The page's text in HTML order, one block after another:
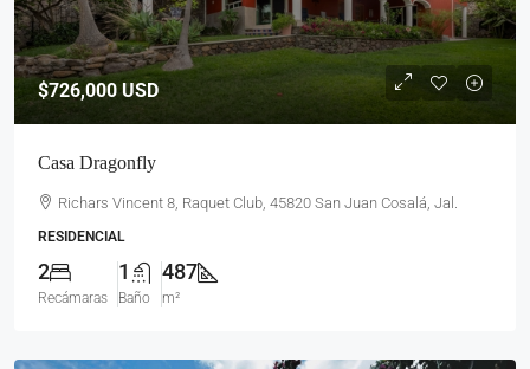
$726,000USD
Casa Dragonfly
Richars Vincent 8, Raquet Club, 45820 San Juan Cosalá, Jal.
RESIDENCIAL
2
Recámaras
1
Baño
487
m²